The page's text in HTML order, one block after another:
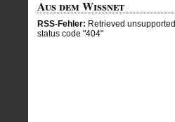
Aus dem Wissnet
RSS-Fehler: Retrieved unsupported
status code "404"